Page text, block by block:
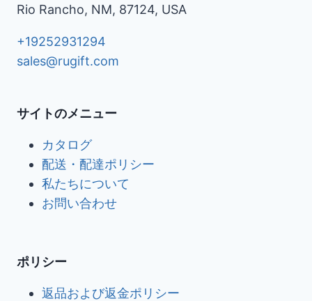
Rio Rancho, NM, 87124, USA
+19252931294
sales@rugift.com
サイトのメニュー
カタログ
配送・配達ポリシー
私たちについて
お問い合わせ
ポリシー
返品および返金ポリシー